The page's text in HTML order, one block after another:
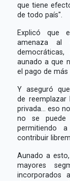
que tiene
de todo país".
Explicó que
amenaza al
aunado a que
el pago de más
Y aseguró
de
privada... eso
no se puede
permitiendo
contribuir
Aunado a
mayores
incorporados